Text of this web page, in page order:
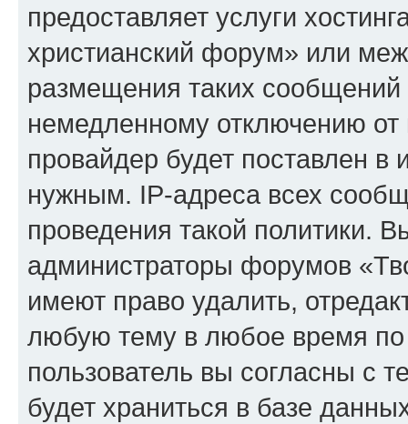
предоставляет услуги
христианский форум» или
размещения таких
немедленному отключению
провайдер будет поставлен в
нужным. IP-адреса всех
проведения такой политики.
администраторы форумов
имеют право удалить,
любую тему в любое время
пользователь вы согласны с
будет храниться в базе